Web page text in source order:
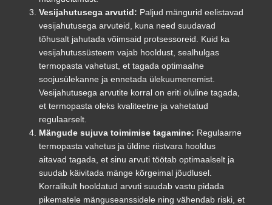
Vesijahutusega arvutid: Paljud mängurid eelistavad
vesijahutusega arvuteid, kuna need suudavad
tõhusalt jahutada võimsaid protsessoreid. Kuid ka
vesijahutussüsteem vajab hooldust, sealhulgas
termopasta vahetust, et tagada optimaalne
soojusülekanne ja ennetada ülekuumenemist.
Vesijahutusega arvutite korral on eriti oluline tagada,
et termopasta oleks kvaliteetne ja vahetatud
regulaarselt.
Mängude sujuva toimimise tagamine: Regulaarne
termopasta vahetus ja üldine riistvara hooldus
aitavad tagada, et sinu arvuti töötab optimaalselt ja
suudab käivitada mänge kõrgeimal jõudlusel.
Korralikult hooldatud arvuti suudab vastu pidada
pikematele mänguseanssidele ning vähendab riski, et